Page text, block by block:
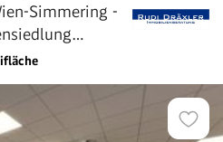
Simmering -